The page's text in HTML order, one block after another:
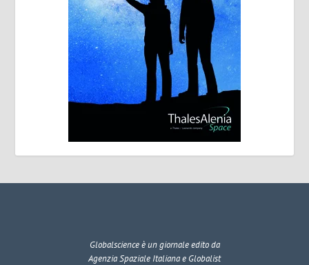
Globalscienceè un giornale edito da
Agenzia Spaziale Italiana e Globalist